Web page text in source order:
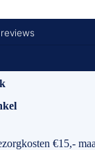
€15,-